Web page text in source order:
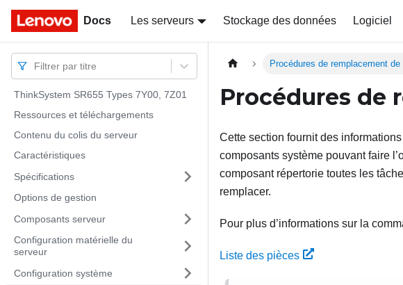
Docs Les serveurs Stockage des données Logiciel
Docs
Filtrer par titre
ThinkSystem SR655 Types 7Y00, 7Z01
Ressources et téléchargements
Contenu du colis du serveur
Caractéristiques
Spécifications
Options de gestion
Composants serveur
Configuration matérielle du
serveur
Configuration système
Procédures de remplacement de
Procédures de
Cette section fournit des
composants système pouvant faire
composant répertorie toutes les
remplacer.
Pour plus d’informations sur la
Liste des pièces